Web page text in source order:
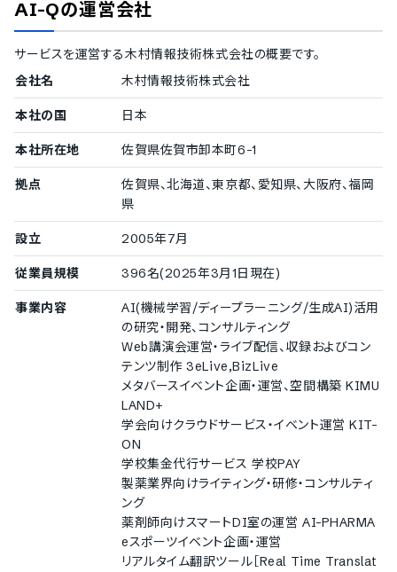
AI-Qの運営会社
サービスを運営する木村情報技術株式会社の概要です。
会社名
木村情報技術株式会社
本社の国 日本
本社所在地 佐賀県佐賀市卸本町6-1
拠点
佐賀県、北海道、東京都、愛知県、大阪府、福岡
県
設立 2005年7月
従業員規模 396名(2025年3月1日現在)
事業内容
AI(機械学習/ディープラーニング/生成AI)活用
の研究・開発、コンサルティング
Web講演会運営・ライブ配信、収録およびコン
テンツ制作 3eLive,BizLive
メタバースイベント企画・運営、空間構築 KIMU
LAND+
学会向けクラウドサービス・イベント運営 KIT-
ON
学校集金代行サービス 学校PAY
製薬業界向けライティング・研修・コンサルティ
ング
薬剤師向けスマートDI室の運営 AI-PHARMA
eスポーツイベント企画・運営
リアルタイム翻訳ツール［Real Time Translat